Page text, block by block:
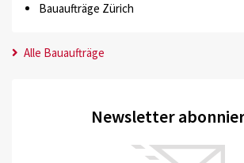
Bauaufträge Zürich
Alle Bauaufträge
Newsletter